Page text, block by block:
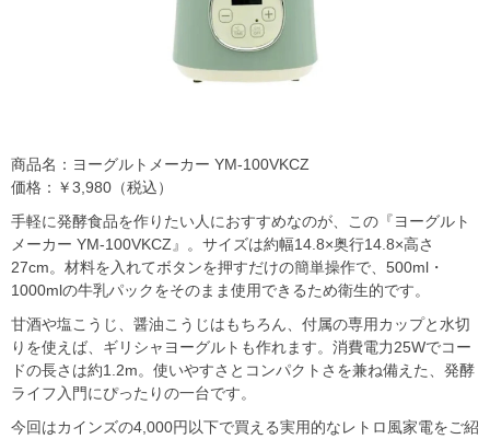
商品名：ヨーグルトメーカー YM-100VKCZ
価格：￥3,980（税込）
手軽に発酵食品を作りたい人におすすめなのが、この『ヨーグルト
メーカー YM-100VKCZ』。サイズは約幅14.8×奥行14.8×高さ
27cm。材料を入れてボタンを押すだけの簡単操作で、500ml・
1000mlの牛乳パックをそのまま使用できるため衛生的です。
甘酒や塩こうじ、醤油こうじはもちろん、付属の専用カップと水切
りを使えば、ギリシャヨーグルトも作れます。消費電力25Wでコー
ドの長さは約1.2m。使いやすさとコンパクトさを兼ね備えた、発酵
ライフ入門にぴったりの一台です。
今回はカインズの4,000円以下で買える実用的なレトロ風家電をご紹